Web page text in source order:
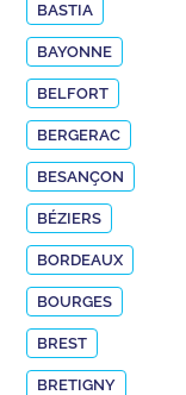
BASTIA
BAYONNE
BELFORT
BERGERAC
BESANÇON
BÉZIERS
BORDEAUX
BOURGES
BREST
BRETIGNY